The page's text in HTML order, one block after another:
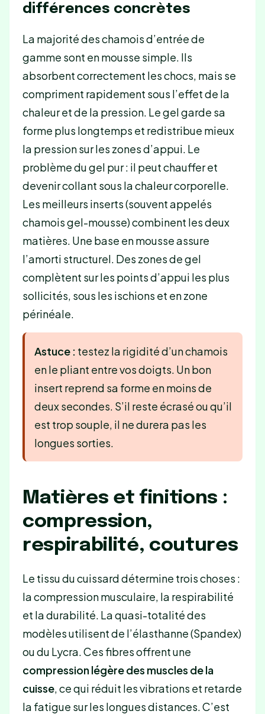
différences concrètes
La majorité des chamois d’entrée de
gamme sont en mousse simple. Ils
absorbent correctement les chocs, mais se
compriment rapidement sous l’effet de la
chaleur et de la pression. Le gel garde sa
forme plus longtemps et redistribue mieux
la pression sur les zones d’appui. Le
problème du gel pur : il peut chauffer et
devenir collant sous la chaleur corporelle.
Les meilleurs inserts (souvent appelés
chamois gel-mousse) combinent les deux
matières. Une base en mousse assure
l’amorti structurel. Des zones de gel
complètent sur les points d’appui les plus
sollicités, sous les ischions et en zone
périnéale.
Astuce : testez la rigidité d’un chamois
en le pliant entre vos doigts. Un bon
insert reprend sa forme en moins de
deux secondes. S’il reste écrasé ou qu’il
est trop souple, il ne durera pas les
longues sorties.
Matières et finitions :
compression,
respirabilité, coutures
Le tissu du cuissard détermine trois choses :
la compression musculaire, la respirabilité
et la durabilité. La quasi-totalité des
modèles utilisent de l’élasthanne (Spandex)
ou du Lycra. Ces fibres offrent une
compression légère des muscles de la
cuisse, ce qui réduit les vibrations et retarde
la fatigue sur les longues distances. C’est